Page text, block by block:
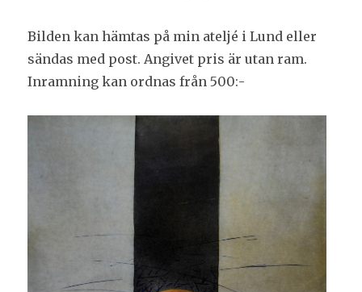
Bilden kan hämtas på min ateljé i Lund eller
sändas med post. Angivet pris är utan ram.
Inramning kan ordnas från 500:-